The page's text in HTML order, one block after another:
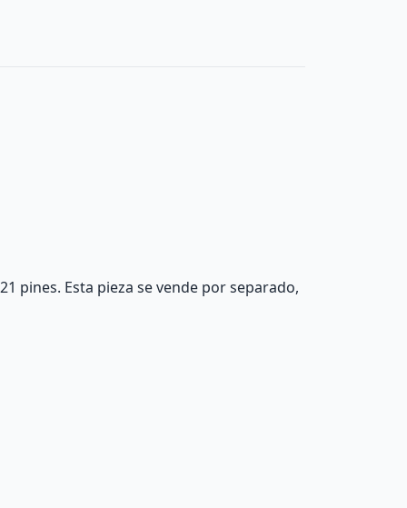
pines. Esta pieza se vende por separado,